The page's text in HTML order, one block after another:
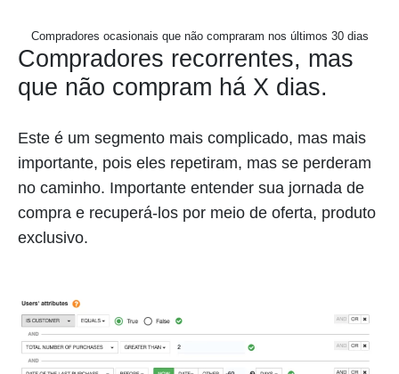
Compradores ocasionais que não compraram nos últimos 30 dias
Compradores recorrentes, mas
que não compram há X dias.
Este é um segmento mais complicado, mas mais
importante, pois eles repetiram, mas se perderam
no caminho. Importante entender sua jornada de
compra e recuperá-los por meio de oferta, produto
exclusivo.